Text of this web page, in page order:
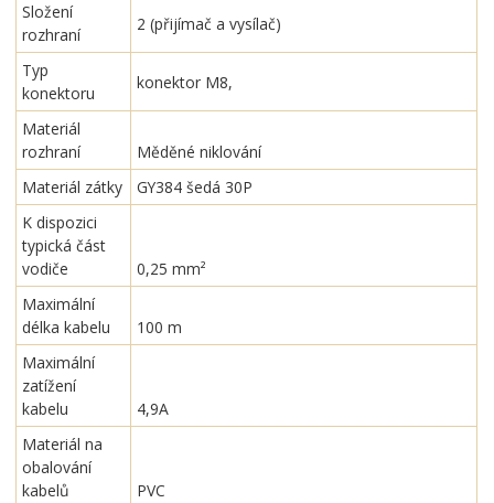
Složení
rozhraní
2 (přijímač a vysílač)
Typ
konektoru
konektor M8,
Materiál
rozhraní
Měděné niklování
Materiál zátky
GY384 šedá 30P
K dispozici
typická část
vodiče
0,25 mm²
Maximální
délka kabelu
100 m
Maximální
zatížení
kabelu
4,9A
Materiál na
obalování
kabelů
PVC